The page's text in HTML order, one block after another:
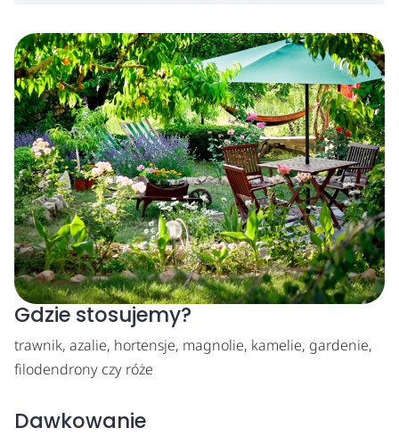
Gdzie stosujemy?
trawnik, azalie, hortensje, magnolie, kamelie, gardenie,
filodendrony czy róże
Dawkowanie